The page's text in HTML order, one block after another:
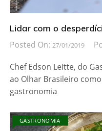
Lidar com o
Posted On: 27/01/2019
Chef Edson Leitte, do
ao Olhar Brasileiro
gastronomia
GASTRONOMIA